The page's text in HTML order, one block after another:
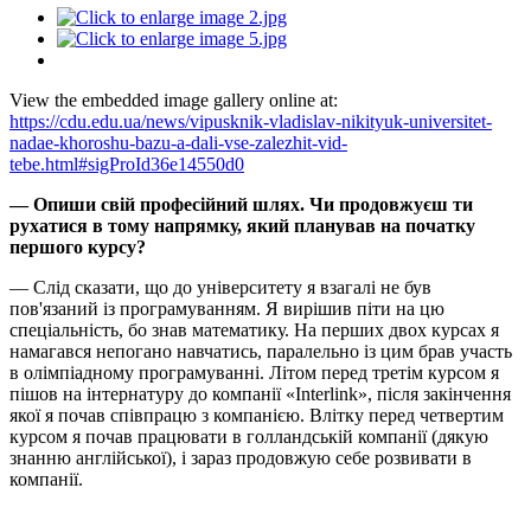
View the embedded image gallery online at:
https://cdu.edu.ua/news/vipusknik-vladislav-nikityuk-universitet-
nadae-khoroshu-bazu-a-dali-vse-zalezhit-vid-
tebe.html#sigProId36e14550d0
— Опиши свій професійний шлях. Чи продовжуєш ти
рухатися в тому напрямку, який планував на початку
першого курсу?
— Слід сказати, що до університету я взагалі не був
пов'язаний із програмуванням. Я вирішив піти на цю
спеціальність, бо знав математику. На перших двох курсах я
намагався непогано навчатись, паралельно із цим брав участь
в олімпіадному програмуванні. Літом перед третім курсом я
пішов на інтернатуру до компанії «Interlink», після закінчення
якої я почав співпрацю з компанією. Влітку перед четвертим
курсом я почав працювати в голландській компанії (дякую
знанню англійської), і зараз продовжую себе розвивати в
компанії.